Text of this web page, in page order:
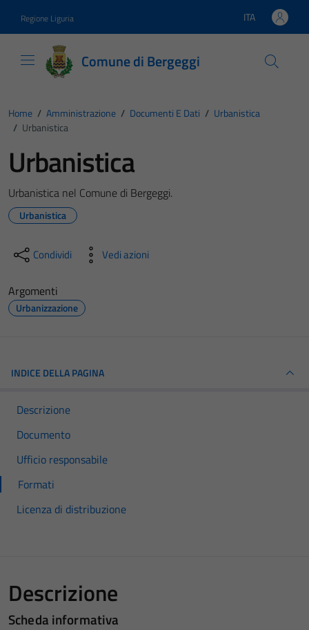
Regione Liguria Lingua attiva:
ITA
Comune di Bergeggi
Home / Amministrazione / Documenti E Dati / Urbanistica
/ Urbanistica
Urbanistica
Urbanistica nel Comune di Bergeggi.
Urbanistica
Condividi Vedi azioni
Argomenti
Urbanizzazione
INDICE DELLA PAGINA
Descrizione
Documento
Ufficio responsabile
Formati
Licenza di distribuzione
Descrizione
Scheda informativa